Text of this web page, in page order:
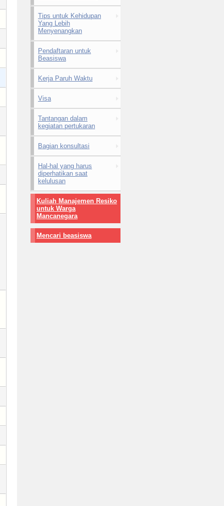
Tips untuk Kehidupan
Yang Lebih
Menyenangkan
Pendaftaran untuk
Beasiswa
Kerja Paruh Waktu
Visa
Tantangan dalam
kegiatan pertukaran
Bagian konsultasi
Hal-hal yang harus
diperhatikan saat
kelulusan
Kuliah Manajemen Resiko
untuk Warga
Mancanegara
Mencari beasiswa